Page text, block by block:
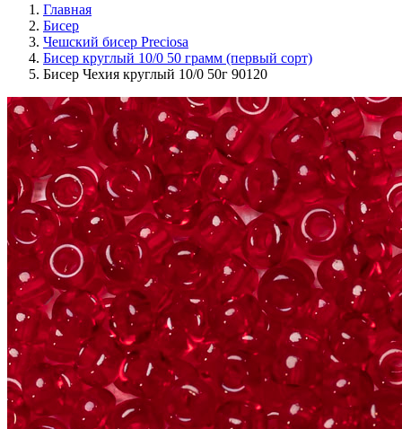
Главная
Бисер
Чешский бисер Preciosa
Бисер круглый 10/0 50 грамм (первый сорт)
Бисер Чехия круглый 10/0 50г 90120